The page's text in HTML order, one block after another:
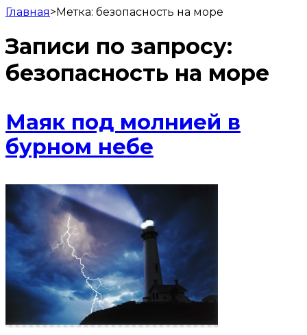
Главная>Метка: безопасность на море
Записи по запросу:
безопасность на море
Маяк под молнией в
бурном небе